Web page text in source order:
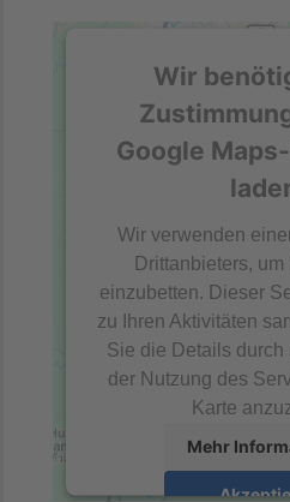
Wir
Google
Wir verwenden
Drittanbieters,
einzubetten. Dieser
zu Ihren Aktivitäten
Sie die Details durch
der Nutzung des
Karte
Mehr